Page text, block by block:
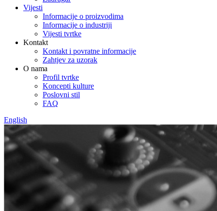
Vijesti
Informacije o proizvodima
Informacije o industriji
Vijesti tvrtke
Kontakt
Kontakt i povratne informacije
Zahtjev za uzorak
O nama
Profil tvrtke
Koncepti kulture
Poslovni stil
FAQ
English